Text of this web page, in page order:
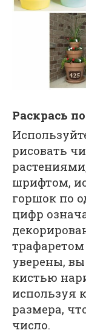
Раскрась
рисовать
шрифтом,
горшок по
цифр
уверены,
кистью
используя
размера,
число.